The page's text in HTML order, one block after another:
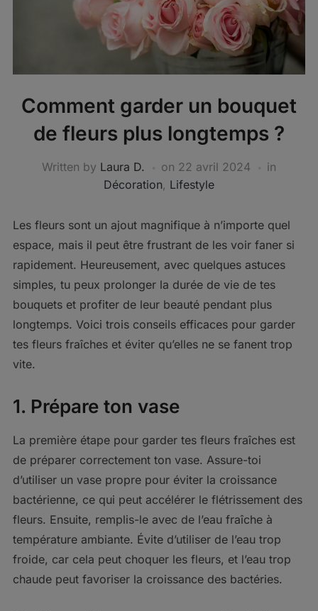
Comment garder un bouquet
de fleurs plus longtemps ?
Written by Laura D. on 22 avril 2024
in
Décoration, Lifestyle
Les fleurs sont un ajout magnifique à n’importe quel
espace, mais il peut être frustrant de les voir faner si
rapidement. Heureusement, avec quelques astuces
simples, tu peux prolonger la durée de vie de tes
bouquets et profiter de leur beauté pendant plus
longtemps. Voici trois conseils efficaces pour garder
tes fleurs fraîches et éviter qu’elles ne se fanent trop
vite.
1. Prépare ton vase
La première étape pour garder tes fleurs fraîches est
de préparer correctement ton vase. Assure-toi
d’utiliser un vase propre pour éviter la croissance
bactérienne, ce qui peut accélérer le flétrissement des
fleurs. Ensuite, remplis-le avec de l’eau fraîche à
température ambiante. Évite d’utiliser de l’eau trop
froide, car cela peut choquer les fleurs, et l’eau trop
chaude peut favoriser la croissance des bactéries.